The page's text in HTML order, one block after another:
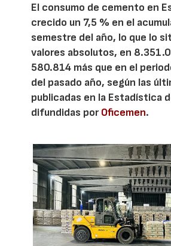
El consumo de cemento en
crecido un 7,5 % en el
semestre del año, lo que lo
valores absolutos, en
580.814 más que en el
del pasado año, según las
publicadas en la Estadística
difundidas porOficemen.